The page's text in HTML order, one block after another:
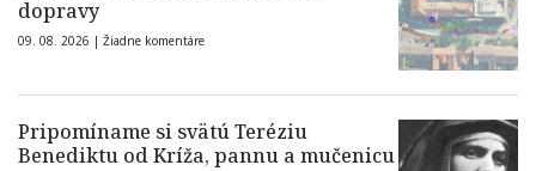
dopravy
09. 08. 2026 | Žiadne komentáre
Pripomíname si svätú Teréziu
Benediktu od Kríža, pannu a mučenicu